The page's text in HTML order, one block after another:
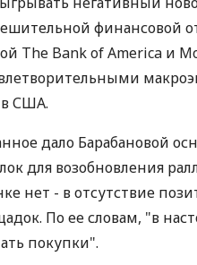
финансовой
The Bank of America и
в США.
дало Барабановой
для возобновления
нет - в отсутствие
По ее словам, "в
покупки".